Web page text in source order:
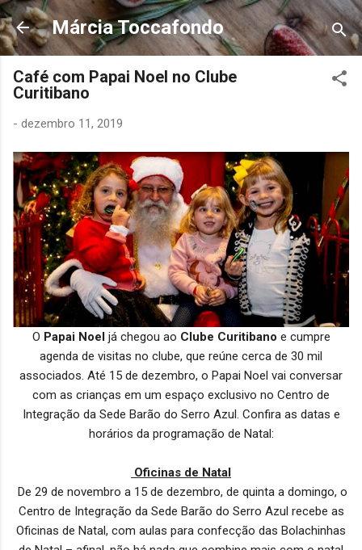
Pular para o conteúdo principal
Márcia Toccafondo
Café com Papai Noel no Clube
Curitibano
- dezembro 11, 2019
O Papai Noel já chegou ao Clube Curitibano e cumpre
agenda de visitas no clube, que reúne cerca de 30 mil
associados. Até 15 de dezembro, o Papai Noel vai conversar
com as crianças em um espaço exclusivo no Centro de
Integração da Sede Barão do Serro Azul. Confira as datas e
horários da programação de Natal:
Oficinas de Natal
De 29 de novembro a 15 de dezembro, de quinta a domingo, o
Centro de Integração da Sede Barão do Serro Azul recebe as
Oficinas de Natal, com aulas para confecção das Bolachinhas